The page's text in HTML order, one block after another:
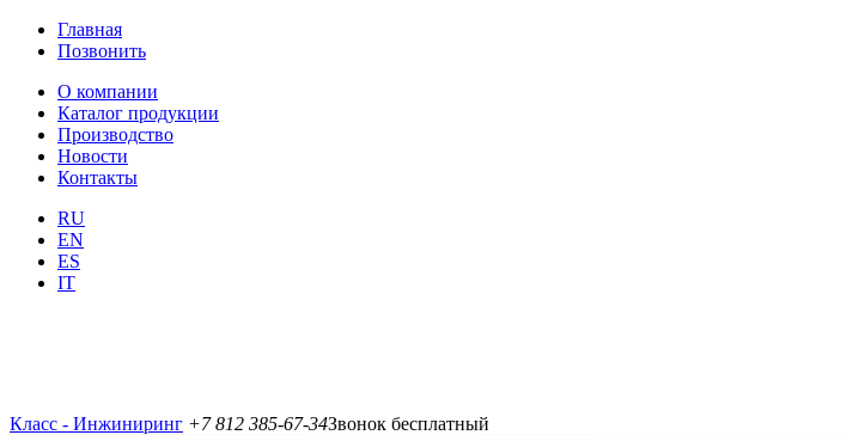
Главная
Позвонить
О компании
Каталог продукции
Производство
Новости
Контакты
RU
EN
ES
IT
Класс - Инжиниринг +7 812 385-67-34Звонок бесплатный